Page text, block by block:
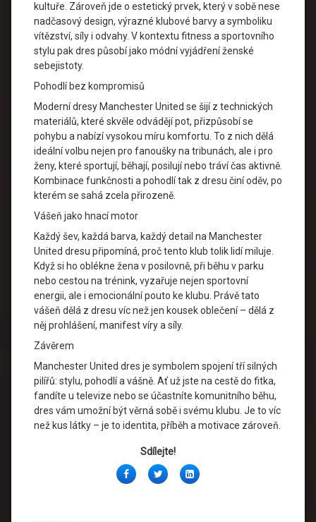
kultuře. Zároveň jde o estetický prvek, který v sobě nese
nadčasový design, výrazné klubové barvy a symboliku
vítězství, síly i odvahy. V kontextu fitness a sportovního
stylu pak dres působí jako módní vyjádření ženské
sebejistoty.
Pohodlí bez kompromisů
Moderní dresy Manchester United se šijí z technických
materiálů, které skvěle odvádějí pot, přizpůsobí se
pohybu a nabízí vysokou míru komfortu. To z nich dělá
ideální volbu nejen pro fanoušky na tribunách, ale i pro
ženy, které sportují, běhají, posilují nebo tráví čas aktivně.
Kombinace funkčnosti a pohodlí tak z dresu činí oděv, po
kterém se sahá zcela přirozeně.
Vášeň jako hnací motor
Každý šev, každá barva, každý detail na Manchester
United dresu připomíná, proč tento klub tolik lidí miluje.
Když si ho oblékne žena v posilovně, při běhu v parku
nebo cestou na trénink, vyzařuje nejen sportovní
energii, ale i emocionální pouto ke klubu. Právě tato
vášeň dělá z dresu víc než jen kousek oblečení – dělá z
něj prohlášení, manifest víry a síly.
Závěrem
Manchester United dres je symbolem spojení tří silných
pilířů: stylu, pohodlí a vášně. Ať už jste na cestě do fitka,
fandíte u televize nebo se účastníte komunitního běhu,
dres vám umožní být věrná sobě i svému klubu. Je to víc
než kus látky – je to identita, příběh a motivace zároveň.
Sdílejte!
FacebookTwitterLinkedIn